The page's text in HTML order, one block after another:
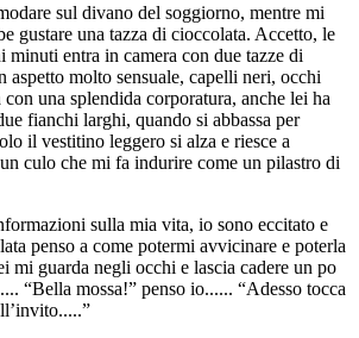
sul divano del soggiorno, mentre mi
gustare una tazza di cioccolata. Accetto, le
entra in camera con due tazze di
aspetto molto sensuale, capelli neri, occhi
una splendida corporatura, anche lei ha
fianchi larghi, quando si abbassa per
il vestitino leggero si alza e riesce a
culo che mi fa indurire come un pilastro di
sulla mia vita, io sono eccitato e
penso a come potermi avvicinare e poterla
mi guarda negli occhi e lascia cadere un po
“Bella mossa!” penso io...... “Adesso tocca